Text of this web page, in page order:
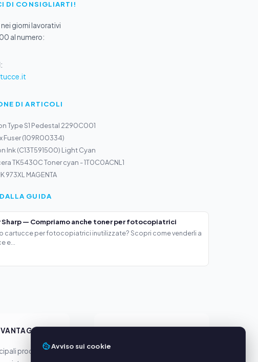
DI CONSIGLIARTI!
giorni lavorativi
al numero:
DI ARTICOLI
Type S1 Pedestal 2290C001
Fuser (109R00334)
Ink (C13T591500) Light Cyan
TK5430C Toner cyan - 1T0C0ACNL1
973XL MAGENTA
GUIDA
— Compriamo anche toner per fotocopiatrici
cartucce per fotocopiatrici inutilizzate? Scopri come venderli a
e...
produttori
Chi siamo
Avviso sui cookie